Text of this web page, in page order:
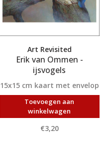
Art Revisited
Erik van Ommen -
ijsvogels
15x15 cm kaart met envelop
Toevoegen aan
winkelwagen
€3,20